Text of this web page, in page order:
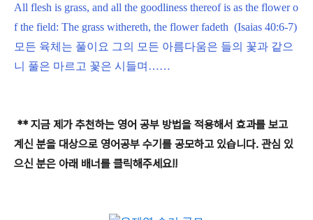
All flesh is grass, and all the goodliness thereof is as the flower o
f the field: The grass withereth, the flower fadeth (Isaias 40:6-7)
모든 육체는 풀이요 그의 모든 아름다움은 들의 꽃과 같으
니 풀은 마르고 꽃은 시들며 ……
** 지금 제가 추천하는 영어 공부 방법을 적용해서 효과를 보고
계신 분을 대상으로 영어공부 수기를 공모하고 있습니다. 관심 있
으신 분은 아래 배너를 클릭해주세요!!